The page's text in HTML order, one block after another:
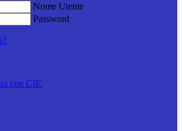
Nome Utente
Password
con CIE